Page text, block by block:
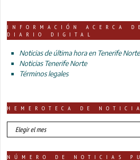
INFORMACIÓN ACERCA
DIARIO DIGITAL
Noticias de última hora en Tenerife Norte
Noticias Tenerife Norte
Términos legales
HEMEROTECA DE
HEMEROTECA
DE
NÚMERO DE NOTICIAS